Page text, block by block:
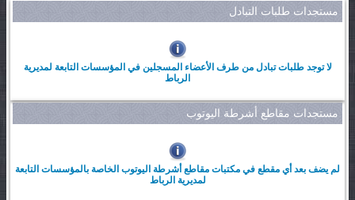
مستجدات طلبات التبادل
لا توجد طلبات تبادل من طرف الأعضاء المسجلين في المؤسسات التابعة لمديرية
الرباط
مستجدات مقاطع أشرطة اليوتوب
لم يضف بعد أي مقطع في مكتبات مقاطع أشرطة اليوتوب الخاصة بالمؤسسات التابعة
لمديرية الرباط